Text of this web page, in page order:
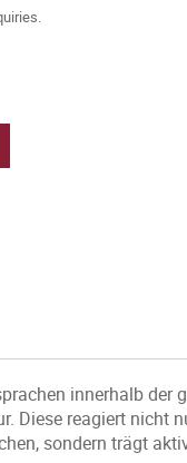
innerhalb
Diese reagiert nicht
sondern trägt